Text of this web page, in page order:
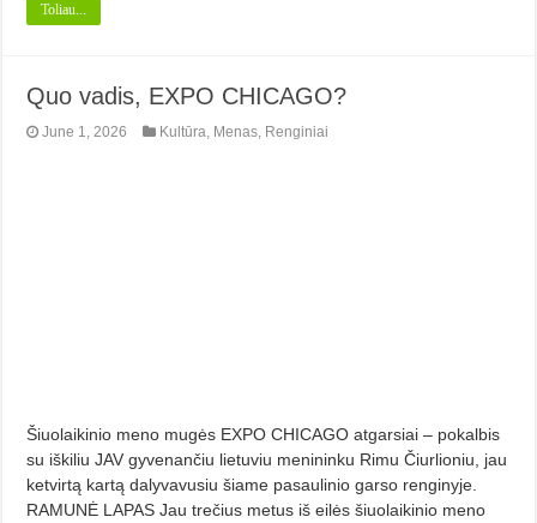
Toliau...
Quo vadis, EXPO CHICAGO?
June 1, 2026 Kultūra, Menas, Renginiai
Šiuolaikinio meno mugės EXPO CHICAGO atgarsiai – pokalbis
su iškiliu JAV gyvenančiu lietuviu menininku Rimu Čiurlioniu, jau
ketvirtą kartą dalyvavusiu šiame pasaulinio garso renginyje.
RAMUNĖ LAPAS Jau trečius metus iš eilės šiuolaikinio meno